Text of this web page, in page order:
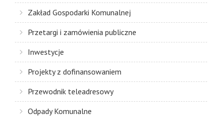
Zakład Gospodarki Komunalnej
Przetargi i zamówienia publiczne
Inwestycje
Projekty z dofinansowaniem
Przewodnik teleadresowy
Odpady Komunalne